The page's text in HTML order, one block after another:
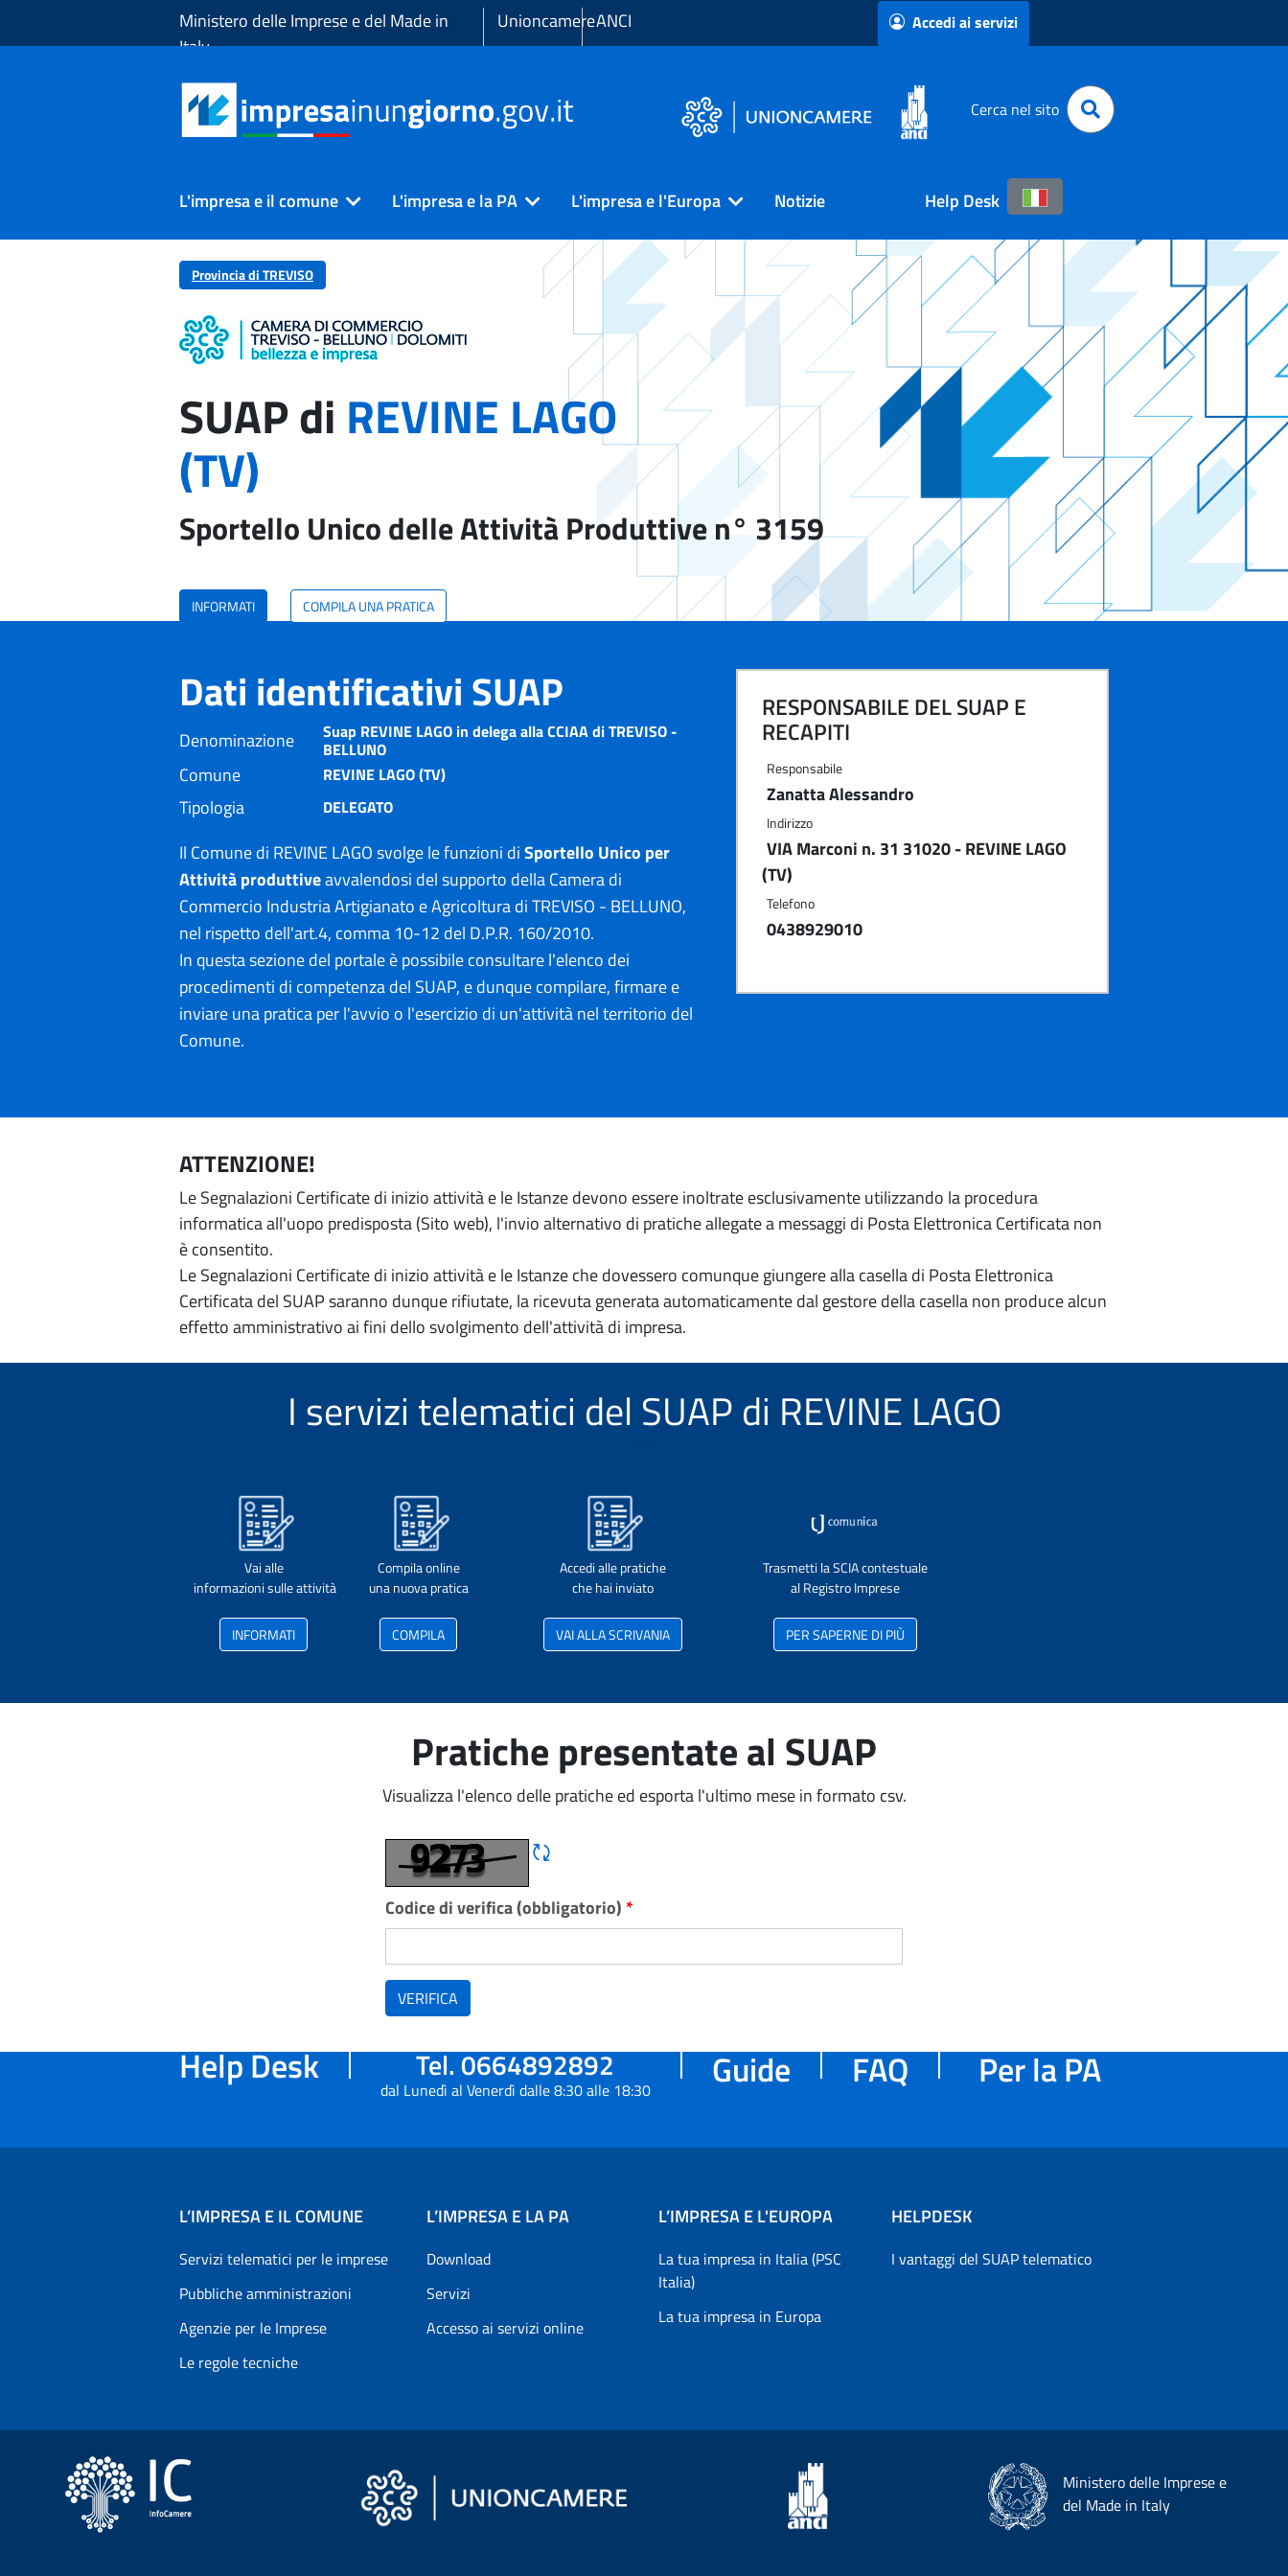
Ministero delle Imprese e del Made in
Italy
UnioncamereANCI Accedi ai servizi
Cerca nel sito
L'impresa e il comune L'impresa e la PA L'impresa e l'Europa Notizie Help Desk
Provincia di TREVISO
SUAP di REVINE LAGO
(TV)
Sportello Unico delle Attività Produttive n° 3159
INFORMATI COMPILA UNA PRATICA
Dati identificativi SUAP
Denominazione Suap REVINE LAGO in delega alla CCIAA di TREVISO -
BELLUNO
Comune REVINE LAGO (TV)
Tipologia DELEGATO
Il Comune di REVINE LAGO svolge le funzioni diSportello Unico per
Attività produttiveavvalendosi del supporto della Camera di
Commercio Industria Artigianato e Agricoltura di TREVISO - BELLUNO,
nel rispetto dell'art.4, comma 10-12 del D.P.R. 160/2010.
In questa sezione del portale è possibile consultare l'elenco dei
procedimenti di competenza del SUAP, e dunque compilare, firmare e
inviare una pratica per l'avvio o l'esercizio di un'attività nel territorio del
Comune.
RESPONSABILE DEL SUAP E
RECAPITI
Responsabile
Zanatta Alessandro
Indirizzo
VIA Marconi n. 31 31020 - REVINE LAGO
(TV)
Telefono
0438929010
ATTENZIONE!
Le Segnalazioni Certificate di inizio attività e le Istanze devono essere inoltrate esclusivamente utilizzando la procedura
informatica all'uopo predisposta (Sito web), l'invio alternativo di pratiche allegate a messaggi di Posta Elettronica Certificata non
è consentito.
Le Segnalazioni Certificate di inizio attività e le Istanze che dovessero comunque giungere alla casella di Posta Elettronica
Certificata del SUAP saranno dunque rifiutate, la ricevuta generata automaticamente dal gestore della casella non produce alcun
effetto amministrativo ai fini dello svolgimento dell'attività di impresa.
I servizi telematici del SUAP di REVINE LAGO
Vai alle
informazioni sulle attività
INFORMATI
Compila online
una nuova pratica
COMPILA
Accedi alle pratiche
che hai inviato
VAI ALLA SCRIVANIA
Trasmetti la SCIA contestuale
al Registro Imprese
PER SAPERNE DI PIÙ
Pratiche presentate al SUAP
Visualizza l'elenco delle pratiche ed esporta l'ultimo mese in formato csv.
Rigene CAPTCHA
Codice di verifica (obbligatorio) *
VERIFICA
Help Desk Tel. 0664892892
dal Lunedì al Venerdì dalle 8:30 alle 18:30 Guide FAQ Per la PA
L’IMPRESA E IL COMUNE
Servizi telematici per le imprese
Pubbliche amministrazioni
Agenzie per le Imprese
Le regole tecniche
L’IMPRESA E LA PA
Download
Servizi
Accesso ai servizi online
L’IMPRESA E L'EUROPA
La tua impresa in Italia (PSC
Italia)
La tua impresa in Europa
HELPDESK
I vantaggi del SUAP telematico
Ministero delle Imprese e
del Made in Italy